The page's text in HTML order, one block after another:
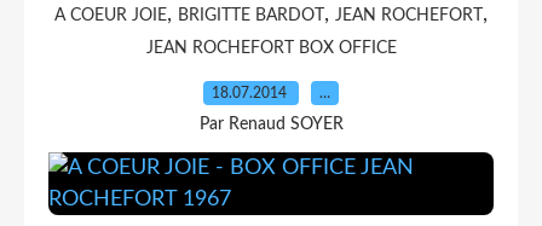
A COEUR JOIE, BRIGITTE BARDOT , JEAN ROCHEFORT ,
JEAN ROCHEFORT BOX OFFICE
18.07.2014 …
Par Renaud SOYER